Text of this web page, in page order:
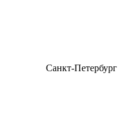
Санкт-Петербург